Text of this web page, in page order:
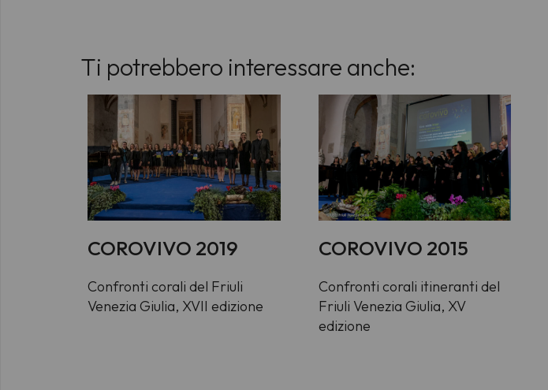
Ti potrebbero interessare anche:
COROVIVO 2019
Confronti corali del Friuli
Venezia Giulia, XVII edizione
COROVIVO 2015
Confronti corali itineranti del
Friuli Venezia Giulia, XV
edizione